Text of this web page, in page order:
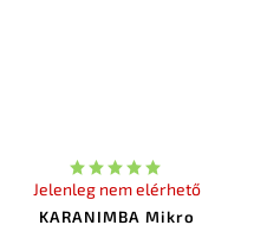
KARANIMBA Mikro
Jelenleg nem elérhető